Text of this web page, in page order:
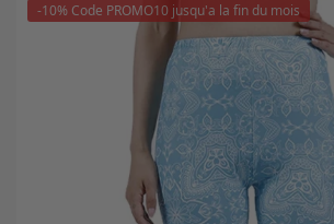
-10% Code PROMO10 jusqu'a la fin du mois